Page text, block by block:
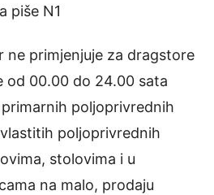
piše N1
ne primjenjuje za dragstore
od 00.00 do 24.00 sata
poljoprivrednih
poljoprivrednih
stolovima i u
na malo, prodaju